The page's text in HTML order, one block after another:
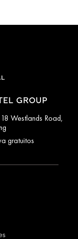
GROUP
Westlands Road,
gratuitos